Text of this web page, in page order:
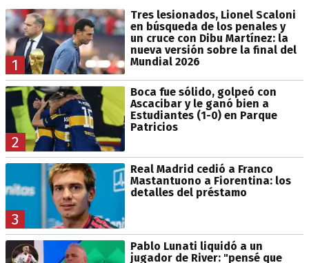
1
Tres lesionados, Lionel Scaloni
en búsqueda de los penales y
un cruce con Dibu Martínez: la
nueva versión sobre la final del
Mundial 2026
2
Boca fue sólido, golpeó con
Ascacibar y le ganó bien a
Estudiantes (1-0) en Parque
Patricios
3
Real Madrid cedió a Franco
Mastantuono a Fiorentina: los
detalles del préstamo
Pablo Lunati liquidó a un
jugador de River: "pensé que